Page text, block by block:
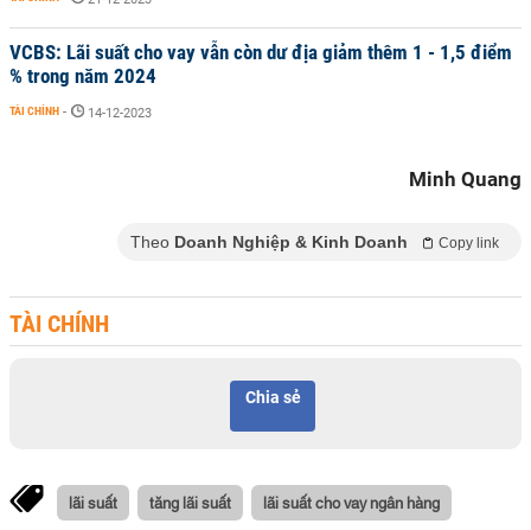
VCBS: Lãi suất cho vay vẫn còn dư địa giảm thêm 1 - 1,5 điểm
% trong năm 2024
TÀI CHÍNH - 14-12-2023
Minh Quang
Theo Doanh Nghiệp & Kinh Doanh Copy link
TÀI CHÍNH
Chia sẻ
lãi suất tăng lãi suất lãi suất cho vay ngân hàng